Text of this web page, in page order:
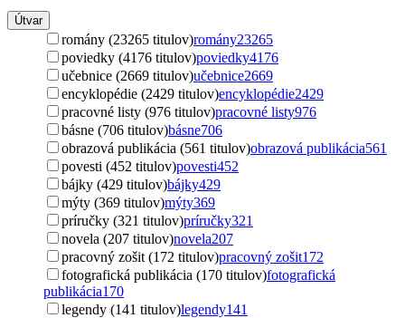
Útvar
romány (23265 titulov)romány23265
poviedky (4176 titulov)poviedky4176
učebnice (2669 titulov)učebnice2669
encyklopédie (2429 titulov)encyklopédie2429
pracovné listy (976 titulov)pracovné listy976
básne (706 titulov)básne706
obrazová publikácia (561 titulov)obrazová publikácia561
povesti (452 titulov)povesti452
bájky (429 titulov)bájky429
mýty (369 titulov)mýty369
príručky (321 titulov)príručky321
novela (207 titulov)novela207
pracovný zošit (172 titulov)pracovný zošit172
fotografická publikácia (170 titulov)fotografická
publikácia170
legendy (141 titulov)legendy141